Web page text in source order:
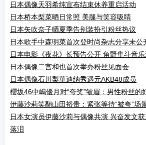
日本偶像天羽希纯宣布结束休养重启活动
日本桥本梨菜晒日常照 美腿与笑容吸睛
日本矢吹奈子晒夏季告别装扮引粉丝热议
日本歌手中森明菜首次登时尚杂志分享未公
日本电影《夜花》长预告公开 角野隼斗音
日本偶像二宫和也首次举办粉丝见面会
日本偶像石川梨華迪纳秀遇元AKB48成员
櫻坂46中嶋優月对“夸奖”皱眉：男性粉丝的
伊藤沙莉笑翻山田裕贵：紧张等待“被夸”场
日本女演员伊藤沙莉与偶像共演 兴奋发文
落泪